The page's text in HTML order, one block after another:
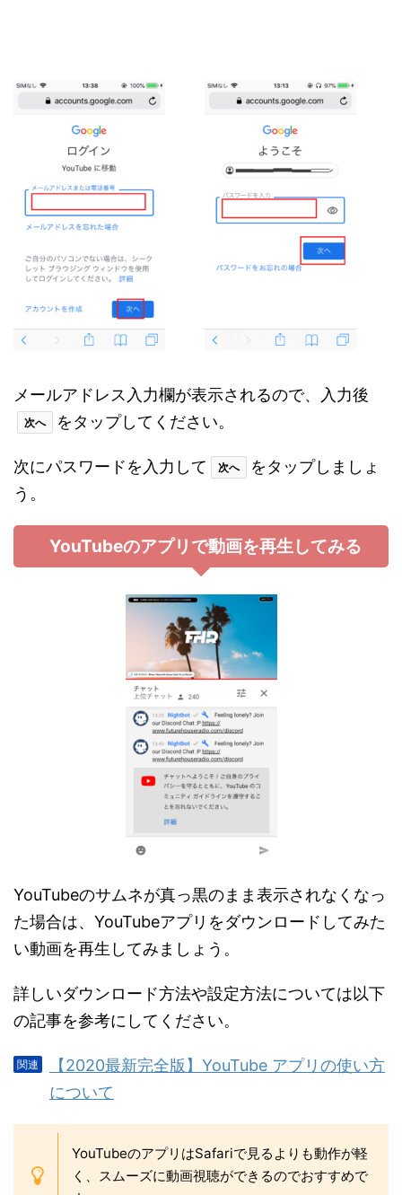
メールアドレス入力欄が表示されるので、入力後
次へ をタップしてください。
次にパスワードを入力して 次へ
をタップしましょ
う。
YouTubeのアプリで動画を再生してみる
YouTubeのサムネが真っ黒のまま表示されなくなっ
た場合は、YouTubeアプリをダウンロードしてみた
い動画を再生してみましょう。
詳しいダウンロード方法や設定方法については以下
の記事を参考にしてください。
【2020最新完全版】YouTube アプリの使い方
について
YouTubeのアプリはSafariで見るよりも動作が軽
く、スムーズに動画視聴ができるのでおすすめで